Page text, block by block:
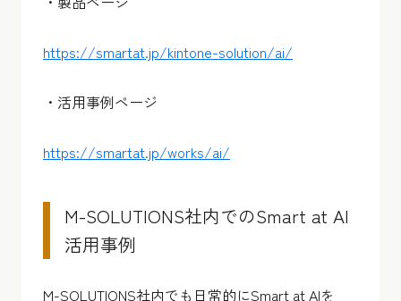
https://smartat.jp/kintone-solution/ai/
・活用事例ページ
https://smartat.jp/works/ai/
M-SOLUTIONS社内でのSmart at AI
活用事例
M-SOLUTIONS社内でも日常的にSmart at AIを